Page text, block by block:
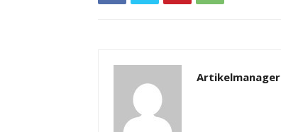
Artikelmanager